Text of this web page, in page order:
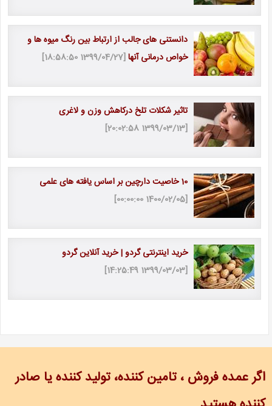
دانستنی های جالب از ارتباط بین رنگ میوه ها و
خواص درمانی آنها[1399/04/27 18:58:50]
تاثیر شکلات تلخ درکاهش وزن و لاغری
[1399/03/13 20:02:58]
10 خاصیت دارچین بر اساس یافته های علمی
[1400/02/05 00:00:00]
خرید اینترنتی گردو | خرید آنلاین گردو
[1399/03/03 14:25:49]
اگر عمده فروش ، تامین کننده، تولید کننده یا صادر